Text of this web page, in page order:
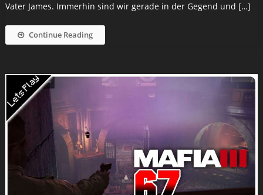
Vater James. Immerhin sind wir gerade in der Gegend und […]
Continue Reading